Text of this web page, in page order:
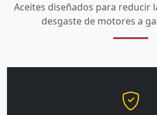
Aceites diseñados para reducir
desgaste de motores a